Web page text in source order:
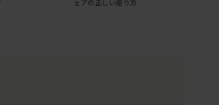
ェアの正しい座り方